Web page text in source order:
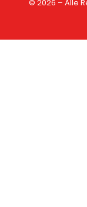
© 2026 – Alle